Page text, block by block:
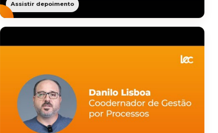
Assistir depoimento